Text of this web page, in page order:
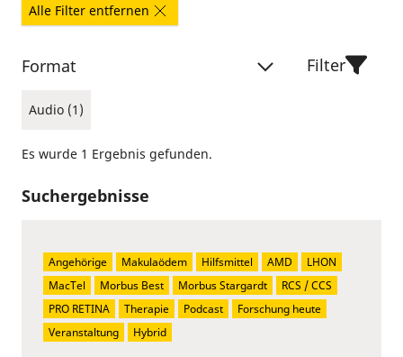
Alle Filter entfernen
Format
Audio (1)
Filter
Es wurde 1 Ergebnis gefunden.
Suchergebnisse
Angehörige Makulaödem Hilfsmittel AMD
LHON
MacTel
Morbus Best Morbus Stargardt
RCS / CCS
PRO RETINA
Therapie Podcast
Forschung heute
Veranstaltung
Hybrid